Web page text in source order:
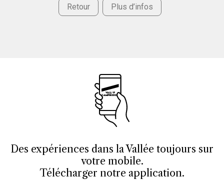
Retour Plus d’infos
Des expériences dans la Vallée toujours sur
votre mobile.
Télécharger notre application.